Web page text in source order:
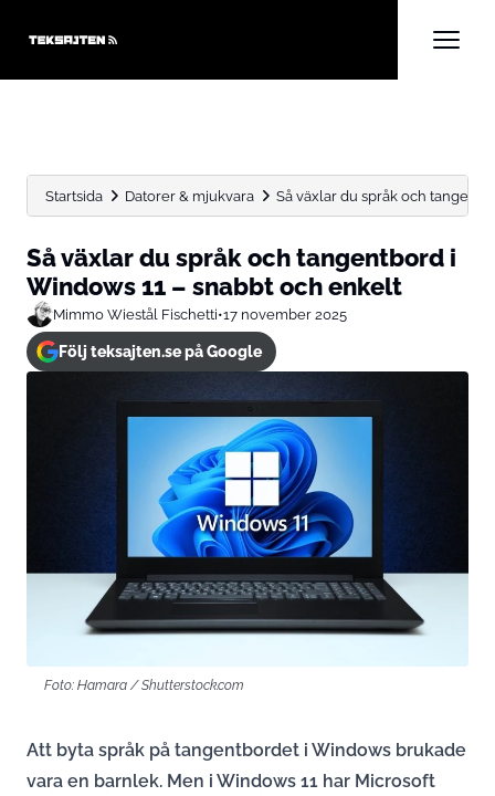
Startsida Datorer & mjukvara Så växlar du språk och
Så växlar du språk och tangentbord i
Windows 11 – snabbt och enkelt
Mimmo Wiestål Fischetti•17 november 2025
Följ teksajten.se på Google
Foto: Hamara / Shutterstock.com
Att byta språk på tangentbordet i Windows brukade
vara en barnlek. Men i Windows 11 har Microsoft